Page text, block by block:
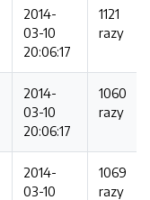
2014-
03-10
20:06:17
1121
razy
2014-
03-10
20:06:17
1060
razy
2014-
03-10
1069
razy